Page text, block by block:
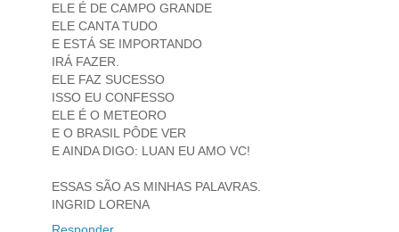
ELE É DE CAMPO GRANDE
ELE CANTA TUDO
E ESTÁ SE IMPORTANDO
IRÁ FAZER.
ELE FAZ SUCESSO
ISSO EU CONFESSO
ELE É O METEORO
E O BRASIL PÔDE VER
E AINDA DIGO: LUAN EU AMO VC!
ESSAS SÃO AS MINHAS PALAVRAS.
INGRID LORENA